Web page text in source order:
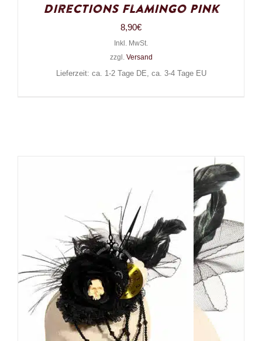
Directions Flamingo Pink
8,90€
Inkl. MwSt.
zzgl. Versand
Lieferzeit: ca. 1-2 Tage DE, ca. 3-4 Tage EU